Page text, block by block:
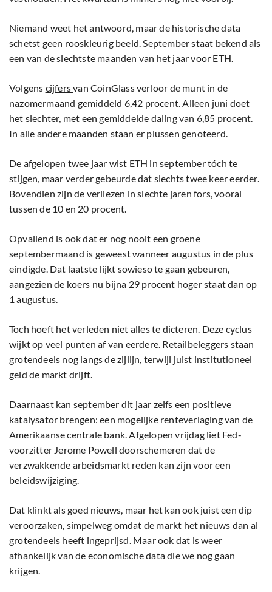
Niemand weet het antwoord, maar de historische data
schetst geen rooskleurig beeld. September staat bekend als
een van de slechtste maanden van het jaar voor ETH.
Volgens cijfersvan CoinGlass verloor de munt in de
nazomermaand gemiddeld 6,42 procent. Alleen juni doet
het slechter, met een gemiddelde daling van 6,85 procent.
In alle andere maanden staan er plussen genoteerd.
De afgelopen twee jaar wist ETH in september tóch te
stijgen, maar verder gebeurde dat slechts twee keer eerder.
Bovendien zijn de verliezen in slechte jaren fors, vooral
tussen de 10 en 20 procent.
Opvallend is ook dat er nog nooit een groene
septembermaand is geweest wanneer augustus in de plus
eindigde. Dat laatste lijkt sowieso te gaan gebeuren,
aangezien de koers nu bijna 29 procent hoger staat dan op
1 augustus.
Toch hoeft het verleden niet alles te dicteren. Deze cyclus
wijkt op veel punten af van eerdere. Retailbeleggers staan
grotendeels nog langs de zijlijn, terwijl juist institutioneel
geld de markt drijft.
Daarnaast kan september dit jaar zelfs een positieve
katalysator brengen: een mogelijke renteverlaging van de
Amerikaanse centrale bank. Afgelopen vrijdag liet Fed-
voorzitter Jerome Powell doorschemeren dat de
verzwakkende arbeidsmarkt reden kan zijn voor een
beleidswijziging.
Dat klinkt als goed nieuws, maar het kan ook juist een dip
veroorzaken, simpelweg omdat de markt het nieuws dan al
grotendeels heeft ingeprijsd. Maar ook dat is weer
afhankelijk van de economische data die we nog gaan
krijgen.